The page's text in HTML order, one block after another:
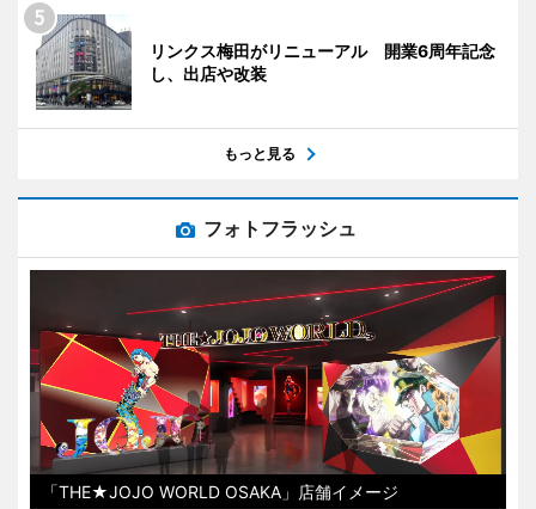
リンクス梅田がリニューアル 開業6周年記念
し、出店や改装
もっと見る
フォトフラッシュ
「THE★JOJO WORLD OSAKA」店舗イメージ